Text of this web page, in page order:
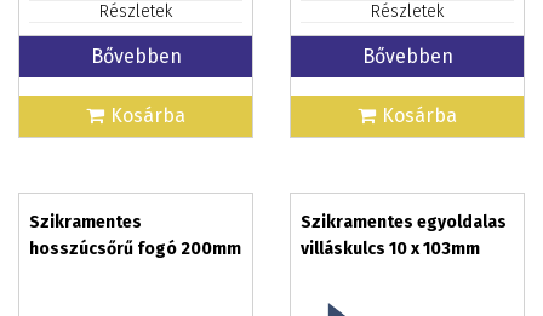
Részletek
Bővebben
Kosárba
Részletek
Bővebben
Kosárba
Szikramentes
hosszúcsőrű fogó 200mm
Szikramentes egyoldalas
villáskulcs 10 x 103mm